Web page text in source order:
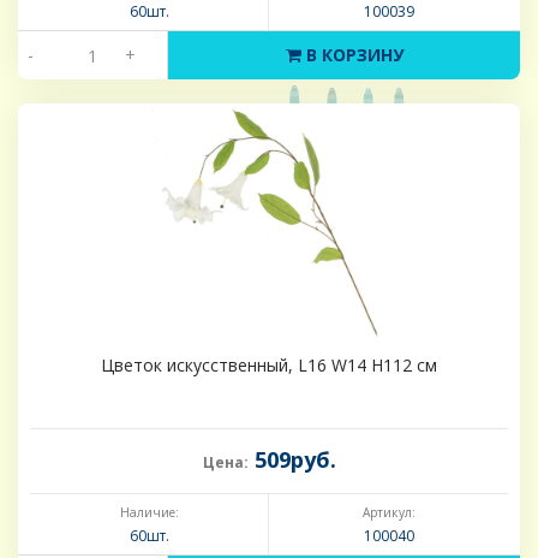
60шт. 100039
- + В КОРЗИНУ
Цветок искусственный, L16 W14 H112 см
Цена: 509руб.
Наличие:
60шт.
Артикул:
100040